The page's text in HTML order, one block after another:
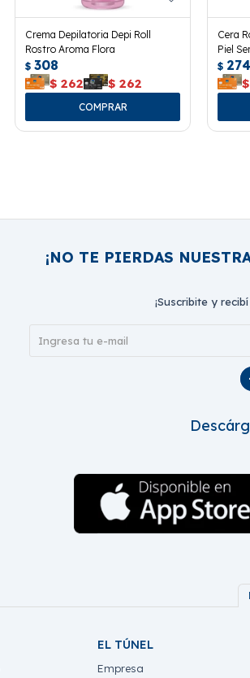
Crema Depilatoria Depi Roll
Rostro Aroma Flora
$ 308
$ 262 $ 262
Cera
Piel
$ 274
$
¡NO TE PIERDAS
¡Suscribite y
EL TÚNEL
Empresa